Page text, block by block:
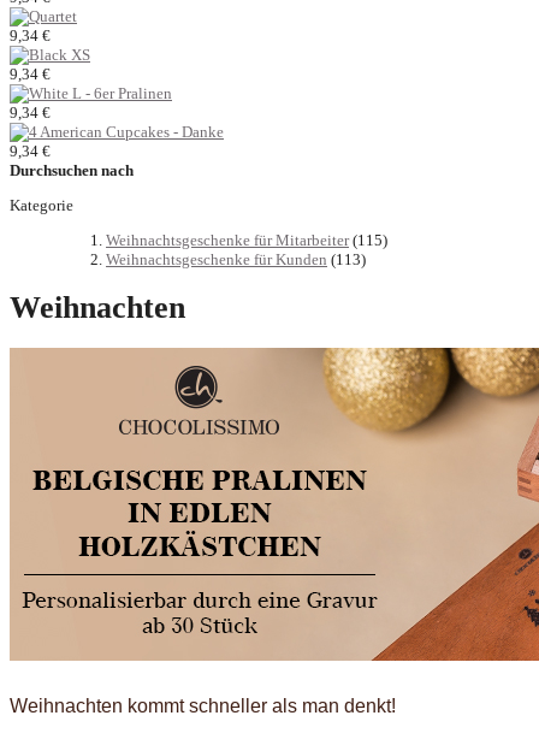
9,34 €
9,34 €
9,34 €
9,34 €
Durchsuchen nach
Kategorie
Weihnachtsgeschenke für Mitarbeiter(115)
Weihnachtsgeschenke für Kunden (113)
Weihnachten
Weihnachten kommt schneller als man denkt!